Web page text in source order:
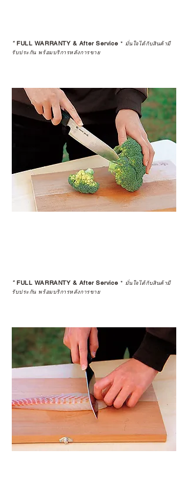
*FULL WARRANTY & After Service * มั่นใจได้กับสินค้ามี
รับประกัน พร้อมบริการหลังการขาย
*FULL WARRANTY & After Service * มั่นใจได้กับสินค้ามี
รับประกัน พร้อมบริการหลังการขาย